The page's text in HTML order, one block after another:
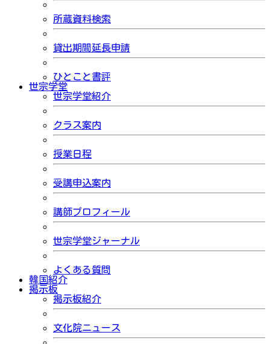
所蔵資料検索
貸出期間延長申請
ひとこと書評
世宗学堂
世宗学堂紹介
クラス案内
授業日程
受講申込案内
講師プロフィール
世宗学堂ジャーナル
よくある質問
韓国紹介
掲示板
掲示板紹介
文化院ニュース